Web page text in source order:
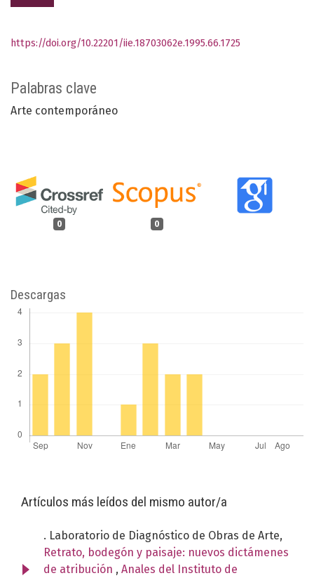
Palabras clave
Arte contemporáneo
0 0
https://doi.org/10.22201/iie.18703062e.1995.66.1725
Descargas
Artículos más leídos del mismo autor/a
. Laboratorio de Diagnóstico de Obras de Arte,
Retrato, bodegón y paisaje: nuevos dictámenes
de atribución , Anales del Instituto de